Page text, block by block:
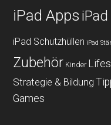
iPad Apps
iPad Schutzhüllen iPad
Zubehör Kinder
Strategie & Bildung
Games